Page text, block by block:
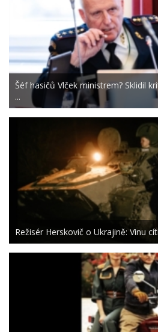
Šéf hasičů Vlček ministrem? Sklidil
...
Režisér Herskovič o Ukrajině: Vinu